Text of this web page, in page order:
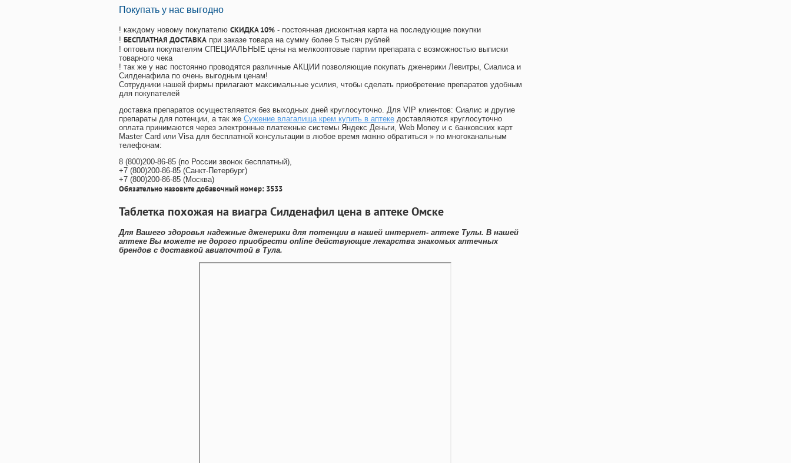
Покупать у нас выгодно
! каждому новому покупателю СКИДКА 10% - постоянная дисконтная карта на последующие покупки
! БЕСПЛАТНАЯ ДОСТАВКА при заказе товара на сумму более 5 тысяч рублей
! оптовым покупателям СПЕЦИАЛЬНЫЕ цены на мелкооптовые партии препарата с возможностью выписки
товарного чека
! так же у нас постоянно проводятся различные АКЦИИ позволяющие покупать дженерики Левитры, Сиалиса и
Силденафила по очень выгодным ценам!
Cотрудники нашей фирмы прилагают максимальные усилия, чтобы сделать приобретение препаратов удобным
для покупателей
доставка препаратов осуществляется без выходных дней круглосуточно. Для VIP клиентов: Сиалис и другие
препараты для потенции, а так же Сужение влагалища крем купить в аптеке доставляются круглосуточно
оплата принимаются через электронные платежные системы Яндекс Деньги, Web Money и с банковских карт
Master Card или Visa для бесплатной консультации в любое время можно обратиться » по многоканальным
телефонам:
8 (800)200-86-85 (по России звонок бесплатный),
+7 (800)200-86-85 (Санкт-Петербург)
+7 (800)200-86-85 (Москва)
Обязательно назовите добавочный номер: 3533
Таблетка похожая на виагра Силденафил цена в аптеке Омске
Для Вашего здоровья надежные дженерики для потенции в нашей интернет- аптеке Тулы. В нашей
аптеке Вы можете не дорого приобрести online действующие лекарства знакомых аптечных
брендов с доставкой авиапочтой в Тула.